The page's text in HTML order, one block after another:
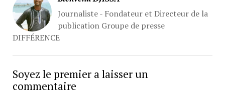
Journaliste - Fondateur et Directeur de la
publication Groupe de presse
DIFFÉRENCE
Soyez le premier a laisser un
commentaire